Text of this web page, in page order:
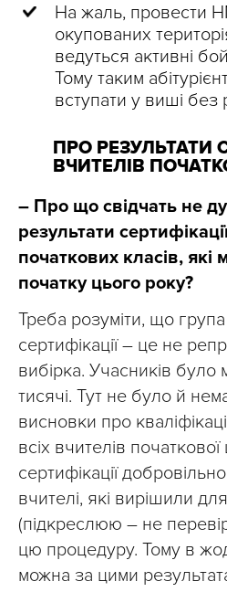
На жаль, провести
окупованих
ведуться активні
Тому таким
вступати у виші без
ПРО РЕЗУЛЬТАТИ
ВЧИТЕЛІВ
– Про що свідчать не
результати
початкових класів,
початку цього року?
Треба розуміти, що група
сертифікації – це не
вибірка. Учасників було
тисячі. Тут не було й
висновки про
всіх вчителів
сертифікації
вчителі, які вирішили
(підкреслюю – не
цю процедуру. Тому в
можна за цими